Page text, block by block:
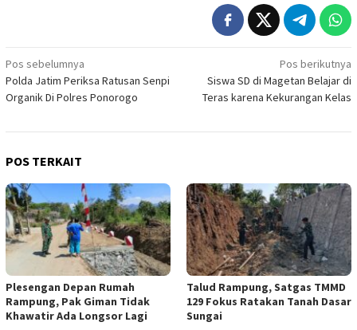
Navigasi
pos
Pos sebelumnya
Polda Jatim Periksa Ratusan Senpi
Organik Di Polres Ponorogo
Pos berikutnya
Siswa SD di Magetan Belajar di
Teras karena Kekurangan Kelas
POS TERKAIT
Plesengan Depan Rumah
Rampung, Pak Giman Tidak
Khawatir Ada Longsor Lagi
Talud Rampung, Satgas TMMD
129 Fokus Ratakan Tanah Dasar
Sungai